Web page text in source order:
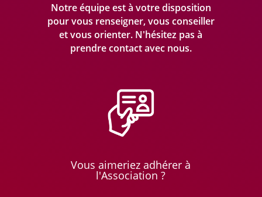
Notre équipe est à votre disposition
pour vous renseigner, vous conseiller
et vous orienter. N'hésitez pas à
prendrecontact avec nous.
Vous aimeriez adhérer à
l'Association ?